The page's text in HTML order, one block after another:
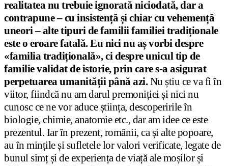
realitatea nu trebuie ignorată niciodată, dar a
contrapune – cu insistență și chiar cu vehemență
uneori – alte tipuri de familii familiei tradiționale
este o eroare fatală. Eu nici nu aș vorbi despre
«familia tradițională», ci despre unicul tip de
familie validat de istorie, prin care s-a asigurat
perpetuarea umanității până azi.Nu știu ce va fi în
viitor, fiindcă nu am darul premoniției și nici nu
cunosc ce ne vor aduce știința, descoperirile în
biologie, chimie, anatomie etc., dar am idee ce este
prezentul. Iar în prezent, românii, ca și alte popoare,
au în mințile și sufletele lor valori verificate, legate de
bunul simț și de experiența de viață ale moșilor și